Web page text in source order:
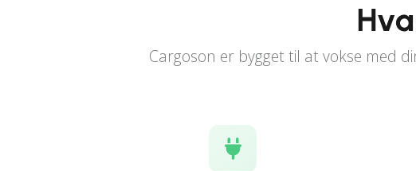
Cargoson er bygget til at vokse med